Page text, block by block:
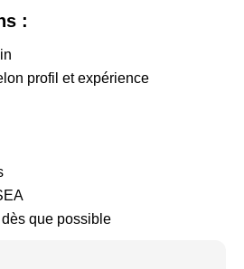
:
profil et expérience
que possible